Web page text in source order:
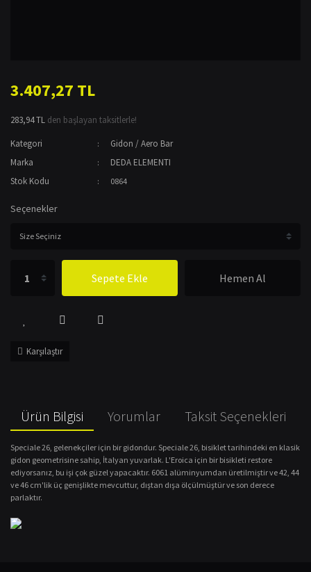
3.407,27 TL
283,94 TL den başlayan taksitlerle!
Kategori
Gidon / Aero Bar
Marka
DEDA ELEMENTI
Stok Kodu
0864
Seçenekler
Sepete Ekle Hemen Al
Karşılaştır
Ürün Bilgisi Yorumlar Taksit Seçenekleri
Speciale 26, gelenekçiler için bir gidondur. Speciale 26, bisiklet tarihindeki en klasik
gidon geometrisine sahip, İtalyan yuvarlak. L'Eroica için bir bisikleti restore
ediyorsanız, bu işi çok güzel yapacaktır. 6061 alüminyumdan üretilmiştir ve 42, 44
ve 46 cm'lik üç genişlikte mevcuttur, dıştan dışa ölçülmüştür ve son derece
parlaktır.